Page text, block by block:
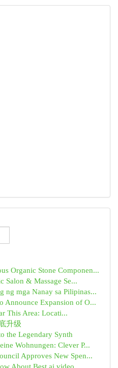
Organic Stone Componen...
Salon & Massage Se...
ng mga Nanay sa Pilipinas...
Announce Expansion of O...
This Area: Locati...
升级
the Legendary Synth
Wohnungen: Clever P...
Approves New Spen...